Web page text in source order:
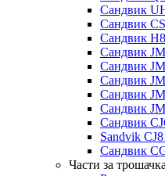
Сандвик
Сандвик
Сандвик
Сандвик
Сандвик
Сандвик
Сандвик
Сандвик
Сандвик
Sandvik
Сандвик
Части за